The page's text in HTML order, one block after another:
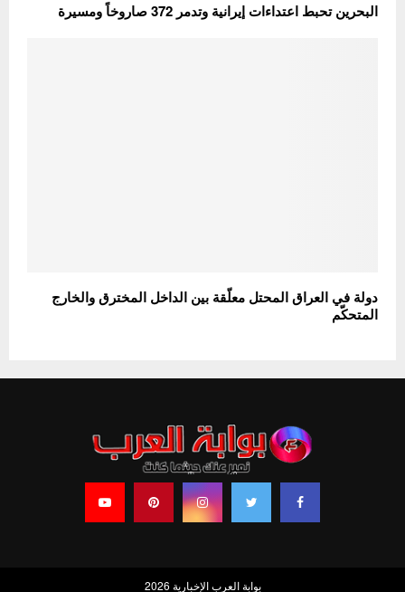
البحرين تحبط اعتداءات إيرانية وتدمر 372 صاروخاً ومسيرة
دولة في العراق المحتل معلّقة بين الداخل المخترق والخارج
المتحكّم
بوابة العرب الإخبارية 2026